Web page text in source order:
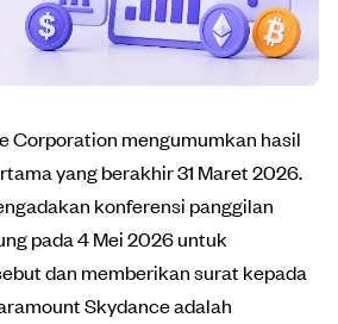
Corporation mengumumkan hasil
yang berakhir 31 Maret 2026.
konferensi panggilan
pada 4 Mei 2026 untuk
dan memberikan surat kepada
Skydance adalah